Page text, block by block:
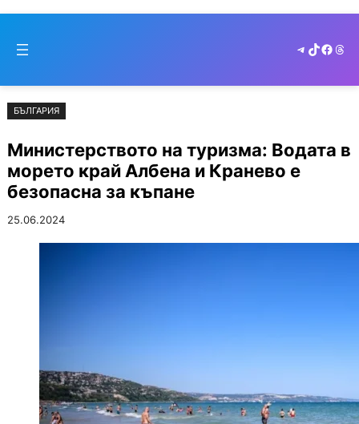
съдържанието
to
Telegram
TikTok
БЪЛГАРИЯ
Министерството на туризма: Водата в
морето край Албена и Кранево е
безопасна за къпане
25.06.2024